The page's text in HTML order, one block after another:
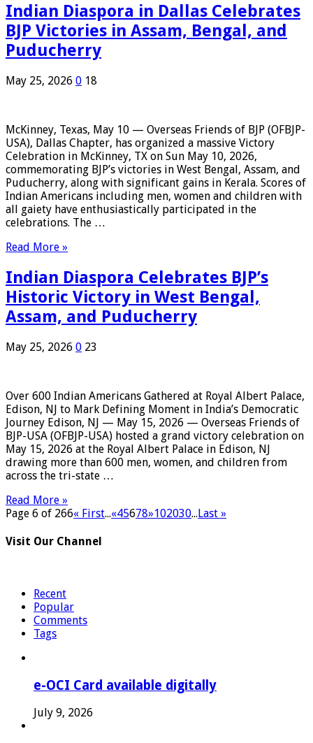
Indian Diaspora in Dallas Celebrates
BJP Victories in Assam, Bengal, and
Puducherry
May 25, 2026 0 18
McKinney, Texas, May 10 — Overseas Friends of BJP (OFBJP-
USA), Dallas Chapter, has organized a massive Victory
Celebration in McKinney, TX on Sun May 10, 2026,
commemorating BJP’s victories in West Bengal, Assam, and
Puducherry, along with significant gains in Kerala. Scores of
Indian Americans including men, women and children with
all gaiety have enthusiastically participated in the
celebrations. The …
Read More »
Indian Diaspora Celebrates BJP’s
Historic Victory in West Bengal,
Assam, and Puducherry
May 25, 2026 0 23
Over 600 Indian Americans Gathered at Royal Albert Palace,
Edison, NJ to Mark Defining Moment in India’s Democratic
Journey Edison, NJ — May 15, 2026 — Overseas Friends of
BJP-USA (OFBJP-USA) hosted a grand victory celebration on
May 15, 2026 at the Royal Albert Palace in Edison, NJ
drawing more than 600 men, women, and children from
across the tri-state …
Read More »
Page 6 of 266« First...«45678»102030...Last »
Visit Our Channel
Recent
Popular
Comments
Tags
e-OCI Card available digitally
July 9, 2026